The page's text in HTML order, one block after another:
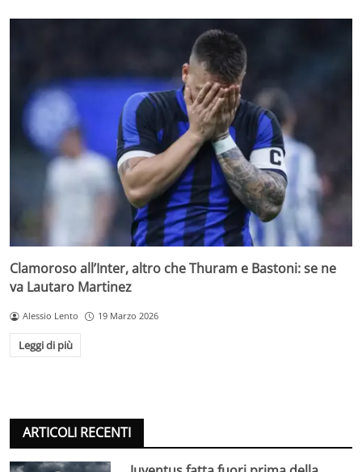
Clamoroso all’Inter, altro che Thuram e Bastoni: se ne
va Lautaro Martinez
Alessio Lento 19 Marzo 2026
Leggi di più
ARTICOLI RECENTI